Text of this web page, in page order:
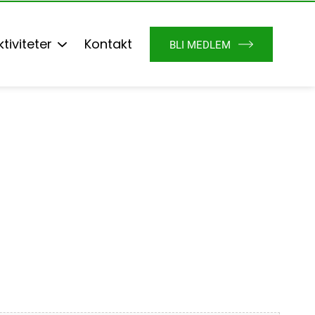
Kontakt BLI MEDLEM